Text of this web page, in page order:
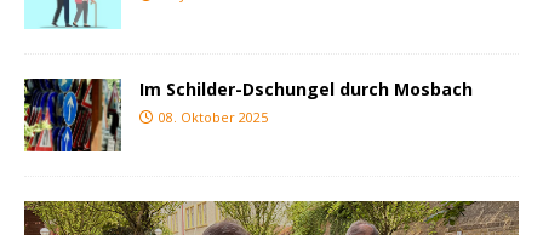
Im Schilder-Dschungel durch Mosbach
08. Oktober 2025